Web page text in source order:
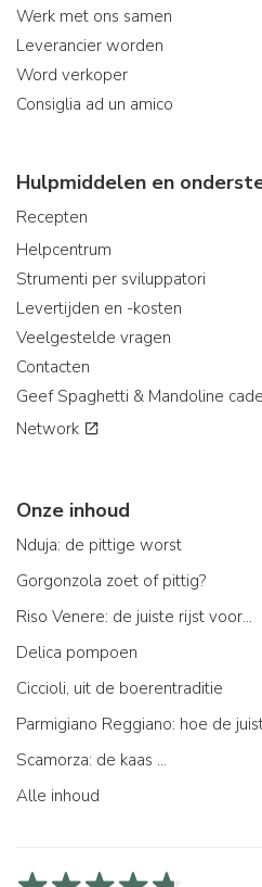
Werk met ons samen
Leverancier worden
Word verkoper
Consiglia ad un amico
Hulpmiddelen en
Recepten
Helpcentrum
Strumenti per sviluppatori
Levertijden en -kosten
Veelgestelde vragen
Contacten
Geef Spaghetti & Mandoline
Network
Onze inhoud
Nduja: de pittige worst
Gorgonzola zoet of pittig?
Riso Venere: de juiste rijst voor...
Delica pompoen
Ciccioli, uit de boerentraditie
Parmigiano Reggiano: hoe de
Scamorza: de kaas ...
Alle inhoud